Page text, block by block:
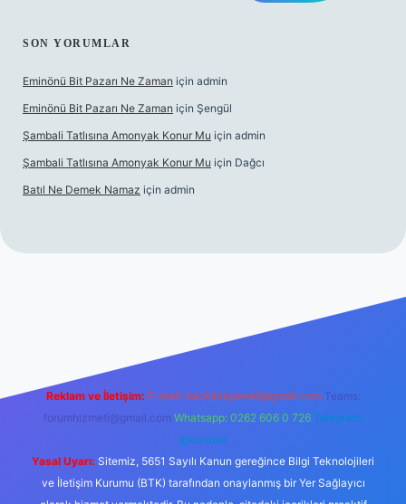
SON YORUMLAR
Eminönü Bit Pazarı Ne Zaman için admin
Eminönü Bit Pazarı Ne Zaman için Şengül
Şambali Tatlısına Amonyak Konur Mu için admin
Şambali Tatlısına Amonyak Konur Mu için Dağcı
Batıl Ne Demek Namaz için admin
Reklam ve İletişim: E-mail: backlinkpaneli@gmail.com Teams:
forumhizmeti@gmail.com Whatsapp: 0262 606 0 726 Telegram:
@karabul
Yasal Uyarı: Sitemiz, 5651 Sayılı Kanun gereğince Bilgi Teknolojileri
ve İletişim Kurumu (BTK) tarafından onaylanmış bir Yer Sağlayıcı